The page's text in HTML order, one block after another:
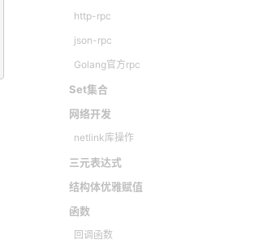
http-rpc
json-rpc
Golang官方rpc
Set集合
网络开发
netlink库操作
三元表达式
结构体优雅赋值
函数
回调函数